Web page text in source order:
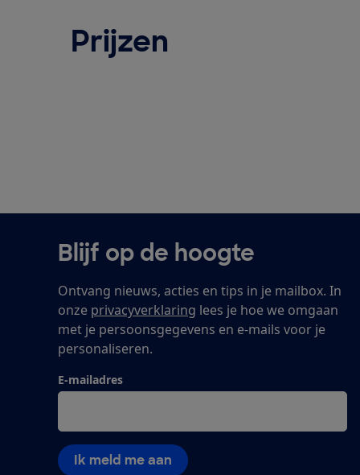
Prijzen
Blijf op de hoogte
Ontvang nieuws, acties en tips in je mailbox. In
onze privacyverklaring lees je hoe we omgaan
met je persoonsgegevens en e-mails voor je
personaliseren.
E-mailadres
Ik meld me aan